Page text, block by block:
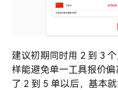
建议初期同时用 2 到 3
样能避免单一工具报价
了 2 到 5 单以后，基本